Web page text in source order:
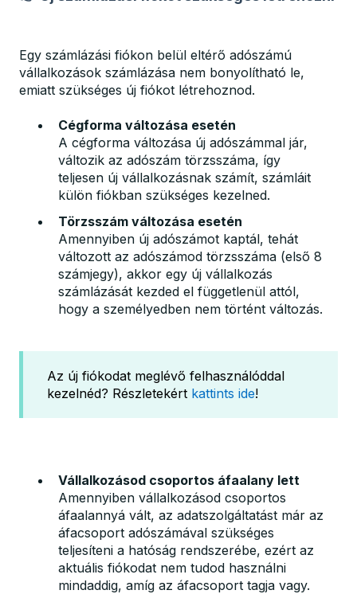
Egy számlázási fiókon belül eltérő adószámú
vállalkozások számlázása nem bonyolítható le,
emiatt szükséges új fiókot létrehoznod.
Cégforma változása esetén
A cégforma változása új adószámmal jár,
változik az adószám törzsszáma, így
teljesen új vállalkozásnak számít, számláit
külön fiókban szükséges kezelned.
Törzsszám változása esetén
Amennyiben új adószámot kaptál, tehát
változott az adószámod törzsszáma (első 8
számjegy), akkor egy új vállalkozás
számlázását kezded el függetlenül attól,
hogy a személyedben nem történt változás.
Az új fiókodat meglévő felhasználóddal
kezelnéd? Részletekért kattints ide!
Vállalkozásod csoportos áfaalany lett
Amennyiben vállalkozásod csoportos
áfaalannyá vált, az adatszolgáltatást már az
áfacsoport adószámával szükséges
teljesíteni a hatóság rendszerébe, ezért az
aktuális fiókodat nem tudod használni
mindaddig, amíg az áfacsoport tagja vagy.